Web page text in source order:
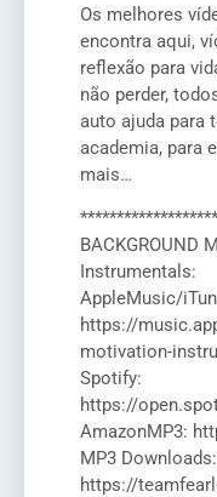
Os melhores
encontra aqui,
reflexão para
não perder,
auto ajuda para
academia, para
mais…
BACKGROUND
Instrumentals:
AppleMusic/
https://
motivation-
Spotify:
https://
AmazonMP3:
MP3 Downloads:
https://